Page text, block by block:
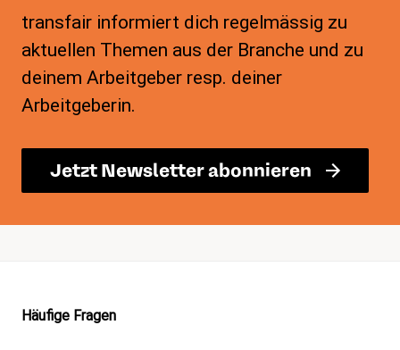
transfair informiert dich regelmässig zu
aktuellen Themen aus der Branche und zu
deinem Arbeitgeber resp. deiner
Arbeitgeberin.
Jetzt Newsletter abonnieren
Footer
Häufige Fragen